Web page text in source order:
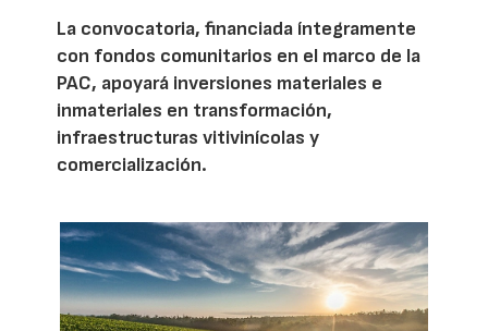
La convocatoria, financiada íntegramente
con fondos comunitarios en el marco de la
PAC, apoyará inversiones materiales e
inmateriales en transformación,
infraestructuras vitivinícolas y
comercialización.